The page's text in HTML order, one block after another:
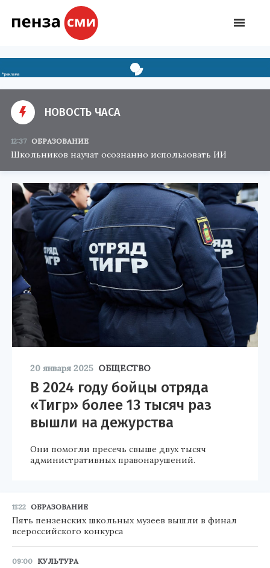
НОВОСТЬ ЧАСА
12:37 ОБРАЗОВАНИЕ
Школьников научат осознанно использовать ИИ
20 января 2025 ОБЩЕСТВО
В 2024 году бойцы отряда
«Тигр» более 13 тысяч раз
вышли на дежурства
Они помогли пресечь свыше двух тысяч
административных правонарушений.
11:22 ОБРАЗОВАНИЕ
Пять пензенских школьных музеев вышли в финал
всероссийского конкурса
09:00 КУЛЬТУРА